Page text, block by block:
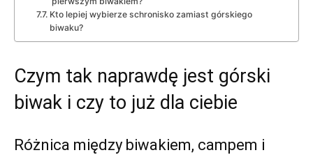
Kto lepiej wybierze schronisko zamiast górskiego
biwaku?
Czym tak naprawdę jest górski
biwak i czy to już dla ciebie
Różnica między biwakiem, campem i